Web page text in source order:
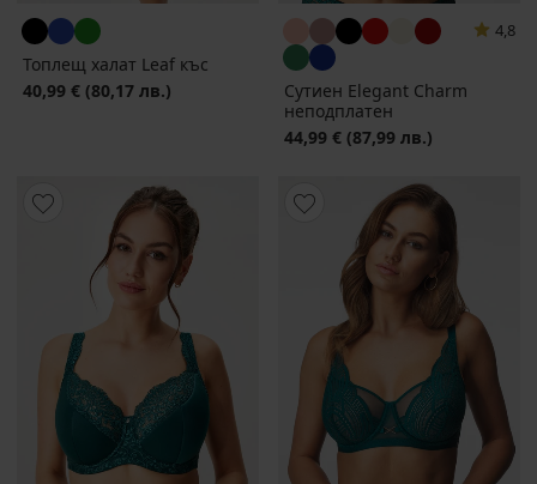
Топлещ халат Leaf къс
40,99 € (80,17 лв.)
4,8
Сутиен Elegant Charm
неподплатен
44,99 € (87,99 лв.)